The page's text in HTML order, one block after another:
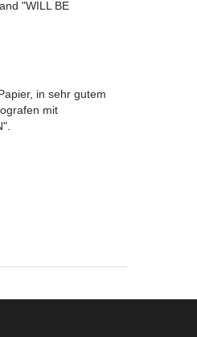
"WILL BE
in sehr gutem
mit